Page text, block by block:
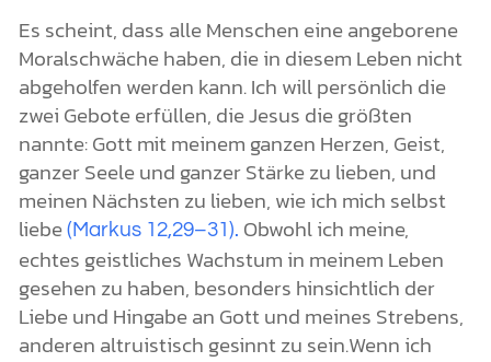
Es scheint, dass alle Menschen eine angeborene
Moralschwäche haben, die in diesem Leben nicht
abgeholfen werden kann. Ich will persönlich die
zwei Gebote erfüllen, die Jesus die größten
nannte: Gott mit meinem ganzen Herzen, Geist,
ganzer Seele und ganzer Stärke zu lieben, und
meinen Nächsten zu lieben, wie ich mich selbst
liebe (Markus 12,29–31). Obwohl ich meine,
echtes geistliches Wachstum in meinem Leben
gesehen zu haben, besonders hinsichtlich der
Liebe und Hingabe an Gott und meines Strebens,
anderen altruistisch gesinnt zu sein.Wenn ich